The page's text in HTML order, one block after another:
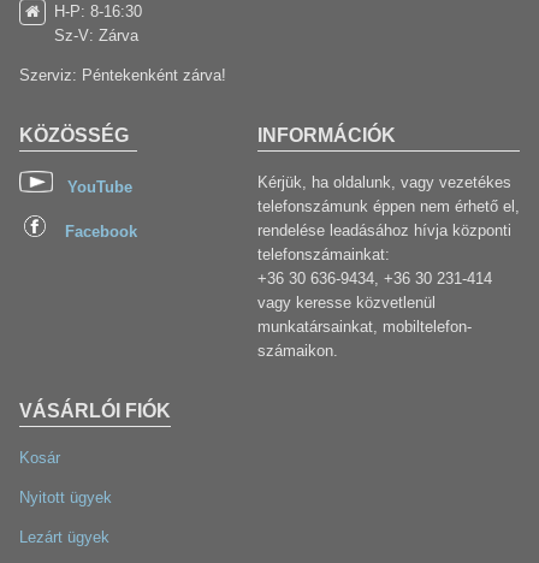
H-P: 8-16:30
Sz-V: Zárva
Szerviz: Péntekenként zárva!
VÁSÁRLÓI FIÓK
Kosár
Nyitott ügyek
Lezárt ügyek
KÖZÖSSÉG
YouTube
Facebook
INFORMÁCIÓK
Kérjük, ha oldalunk, vagy vezetékes
telefonszámunk éppen nem érhető el,
rendelése leadásához hívja központi
telefonszámainkat:
+36 30 636-9434, +36 30 231-414
vagy keresse közvetlenül
munkatársainkat, mobiltelefon-
számaikon.